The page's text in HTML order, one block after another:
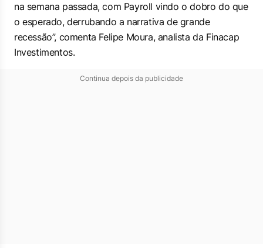
na semana passada, com Payroll vindo o dobro do que
o esperado, derrubando a narrativa de grande
recessão”, comenta Felipe Moura, analista da Finacap
Investimentos.
Continua depois da publicidade